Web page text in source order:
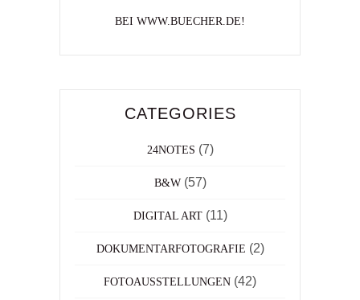
BEI WWW.BUECHER.DE!
CATEGORIES
24NOTES (7)
B&W(57)
DIGITAL ART(11)
DOKUMENTARFOTOGRAFIE (2)
FOTOAUSSTELLUNGEN (42)